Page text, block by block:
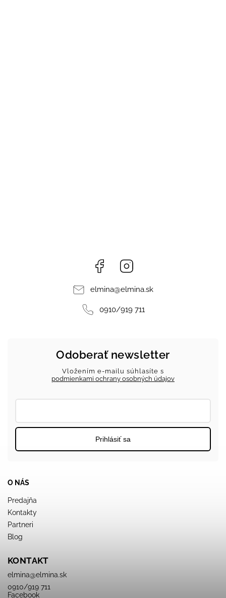
Facebook
elmina@elmina.sk
0910/919 711
O NÁS
Predajňa
Kontakty
Partneri
Blog
KONTAKT
elmina@elmina.sk
0910/919 711
Facebook
Odoberať newsletter
Vložením e-mailu súhlasíte s
podmienkami ochrany osobných údajov
Prihlásiť sa